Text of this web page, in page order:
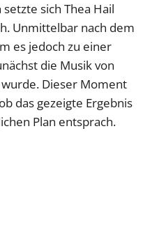
sich Thea Hail
Unmittelbar nach dem
es jedoch zu einer
die Musik von
Dieser Moment
das gezeigte Ergebnis
Plan entsprach.